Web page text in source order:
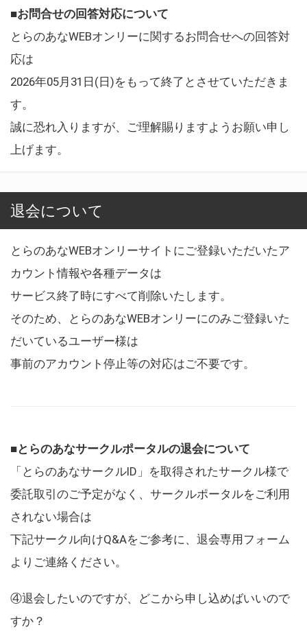
■お問合せの回答対応について
とらのあなWEBオンリーに関するお問合せへの回答対
応は
2026年05月31日(日)をもって終了とさせていただきま
す。
誠に恐れ入りますが、ご理解賜りますようお願い申し
上げます。
退会について
とらのあなWEBオンリーサイトにご登録いただいたア
カウント情報や各種データは
サービス終了時にすべて削除いたします。
そのため、とらのあなWEBオンリーにのみご登録いた
だいているユーザー様は
事前のアカウント停止等の対応はご不要です。
■とらのあなサークルポータルの退会について
「とらのあなサークルID」を取得されたサークル様で
委託取引のご予定がなく、サークルポータルをご利用
されない場合は
下記サークル向けQ&Aをご参考に、退会専用フォーム
よりご連絡ください。
④退会したいのですが、どこから申し込めばいいので
すか？